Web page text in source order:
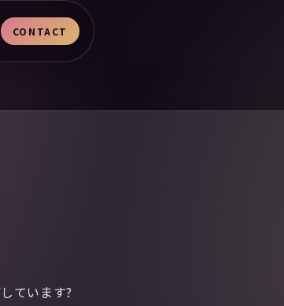
CONTACT
ています?